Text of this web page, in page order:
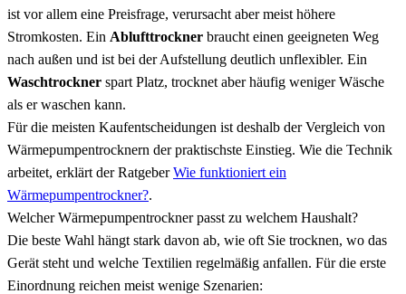
ist vor allem eine Preisfrage, verursacht aber meist höhere
Stromkosten. Ein Ablufttrockner braucht einen geeigneten Weg
nach außen und ist bei der Aufstellung deutlich unflexibler. Ein
Waschtrockner spart Platz, trocknet aber häufig weniger Wäsche
als er waschen kann.
Für die meisten Kaufentscheidungen ist deshalb der Vergleich von
Wärmepumpentrocknern der praktischste Einstieg. Wie die Technik
arbeitet, erklärt der RatgeberWie funktioniert ein
Wärmepumpentrockner?.
Welcher Wärmepumpentrockner passt zu welchem Haushalt?
Die beste Wahl hängt stark davon ab, wie oft Sie trocknen, wo das
Gerät steht und welche Textilien regelmäßig anfallen. Für die erste
Einordnung reichen meist wenige Szenarien: